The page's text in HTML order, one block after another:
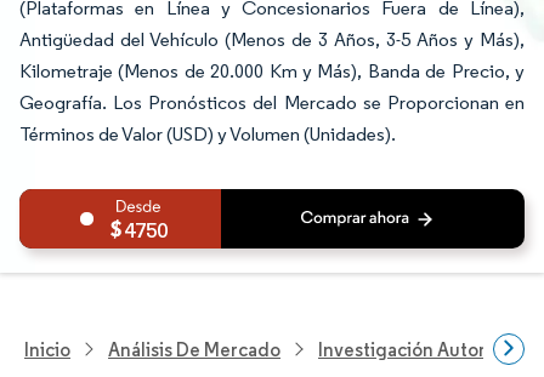
(Plataformas en Línea y Concesionarios Fuera de Línea),
Antigüedad del Vehículo (Menos de 3 Años, 3-5 Años y Más),
Kilometraje (Menos de 20.000 Km y Más), Banda de Precio, y
Geografía. Los Pronósticos del Mercado se Proporcionan en
Términos de Valor (USD) y Volumen (Unidades).
4750
Inicio Análisis De Mercado Investigación Automotriz